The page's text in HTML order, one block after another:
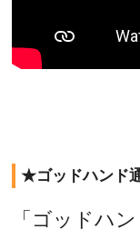
★ゴッドハンド
「ゴッドハ